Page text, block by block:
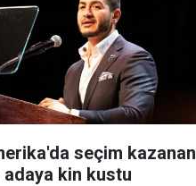
seçim kazanan
kin kustu